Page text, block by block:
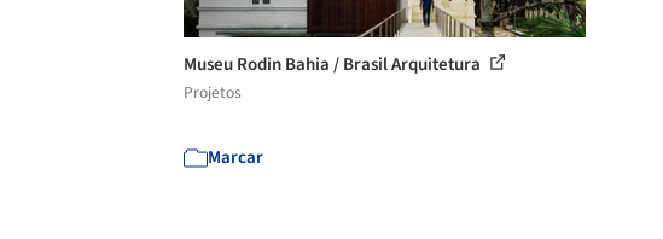
Museu Rodin Bahia / Brasil Arquitetura
Projetos
Marcar